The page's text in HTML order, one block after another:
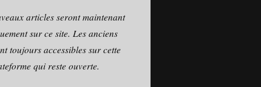
articles seront maintenant
sur ce site. Les anciens
toujours accessibles sur cette
qui reste ouverte.